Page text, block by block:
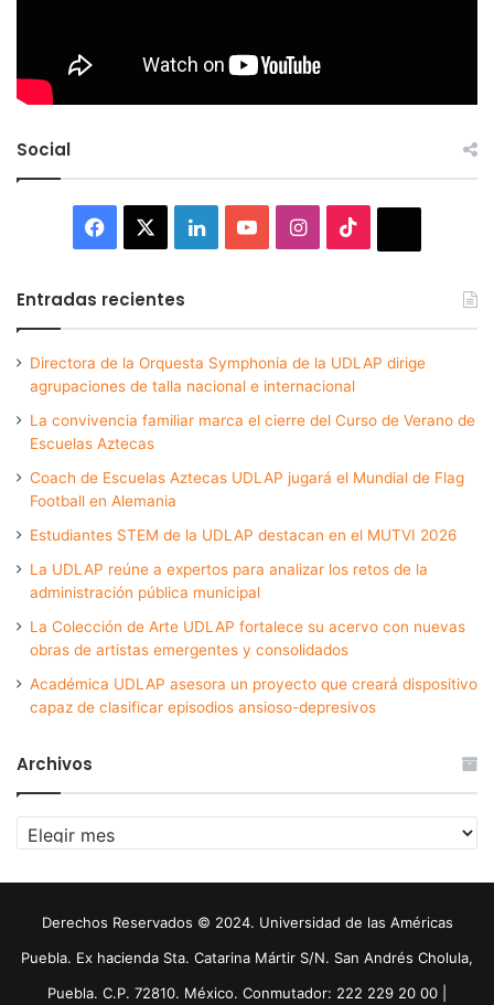
Social
Facebook LinkedInYouTubeInstagram
Entradas recientes
Directora de la Orquesta Symphonia de la UDLAP dirige
agrupaciones de talla nacional e internacional
La convivencia familiar marca el cierre del Curso de Verano de
Escuelas Aztecas
Coach de Escuelas Aztecas UDLAP jugará el Mundial de Flag
Football en Alemania
Estudiantes STEM de la UDLAP destacan en el MUTVI 2026
La UDLAP reúne a expertos para analizar los retos de la
administración pública municipal
La Colección de Arte UDLAP fortalece su acervo con nuevas
obras de artistas emergentes y consolidados
Académica UDLAP asesora un proyecto que creará dispositivo
capaz de clasificar episodios ansioso-depresivos
Archivos
Archivos
Derechos Reservados © 2024. Universidad de las Américas
Puebla. Ex hacienda Sta. Catarina Mártir S/N. San Andrés Cholula,
Puebla. C.P. 72810. México. Conmutador: 222 229 20 00 |